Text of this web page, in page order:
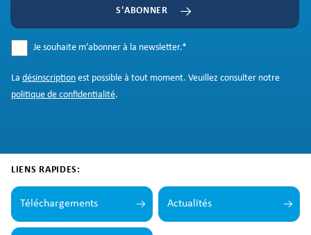
S'ABONNER
Je souhaite m’abonner à la newsletter.*
La désinscription est possible à tout moment. Veuillez consulter notre
politique de confidentialité.
LIENS RAPIDES:
Téléchargements Actualités